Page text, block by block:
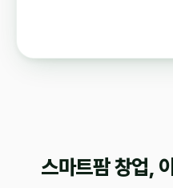
스마트팜 창업,